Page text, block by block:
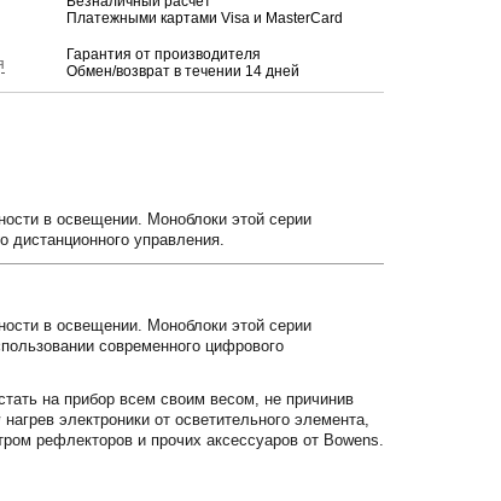
Платежными картами Visa и MasterCard
Гарантия от производителя
Обмен/возврат в течении 14 дней
в освещении. Моноблоки этой серии
управления.
в освещении. Моноблоки этой серии
современного цифрового
на прибор всем своим весом, не причинив
электроники от осветительного элемента,
рефлекторов и прочих аксессуаров от Bowens.